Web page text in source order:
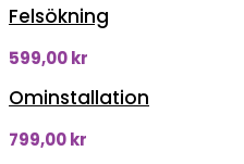
Felsökning
599,00kr
Ominstallation
799,00kr